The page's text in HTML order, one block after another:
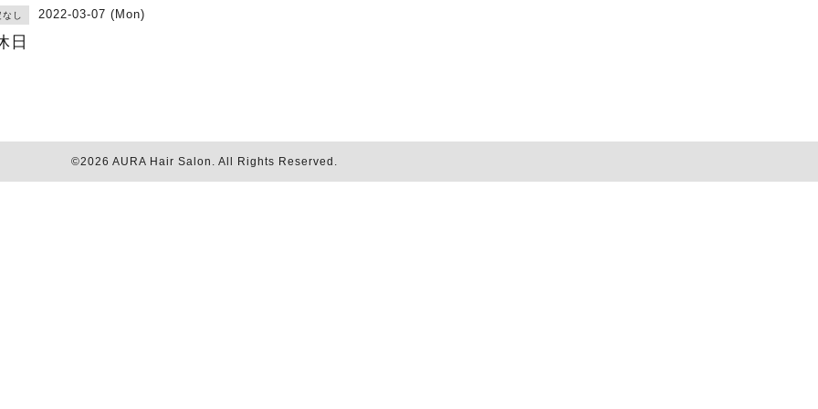
し 2022-03-07 (Mon)
日
©2026 AURA Hair Salon . All Rights Reserved.